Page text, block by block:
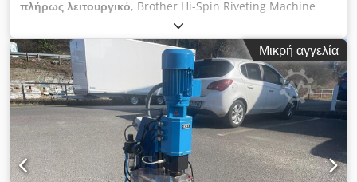
πλήρως λειτουργικό, Brother Hi-Spin Riveting Machine
5mm High Spin Τύπος: BR1-103 - Πλαίσιο (Πιτσίνια από
μαλακό χάλυβα) φ5 mm ή λιγότερο - Κεφαλή περιστροφής: 20-
40 mm - Απόσταση μεταξύ του τραπεζιού και της σφραγίδας:
60-180 mm - Μέγεθος επιφάνειας εργασίας τραπεζιού: 310 x
180 mm -Εύρος ρύθμισης χρόνου επεξεργασίας: 0,3-5
δευτερόλεπτα - Κανονική πίεση: (Διαφέρει ανάλογα με τις
συνθήκες πίεσης) 2-5 kg/cm2 Κατανάλωση αέρα: Τροφοδοτικό
και κινητήρας Τριφασικό 200V 0,2kW 4 pin Djdpfx Akowdwv
Revock Μέγεθος μηχανής Πλάτος 390 x Βάθος 510 x Ύψος
1000mm Βάρος μηχανής 95 κιλά
Μικρή αγγελία